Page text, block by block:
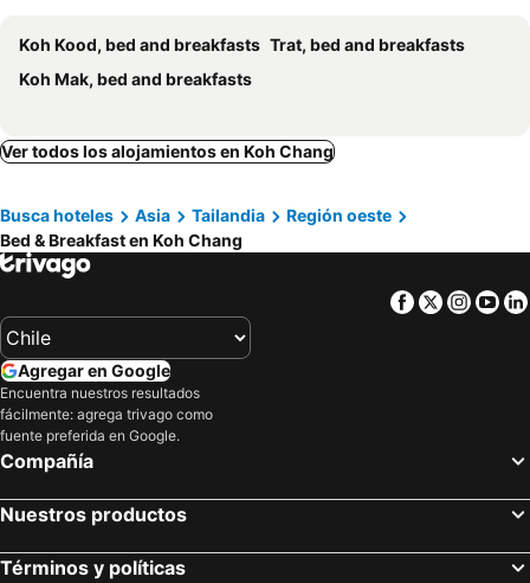
Koh Kood, bed and breakfasts Trat, bed and breakfasts
Koh Mak, bed and breakfasts
Ver todos los alojamientos en Koh Chang
Busca hoteles Asia Tailandia
Región oeste
Bed & Breakfast en Koh Chang
Facebook
Twitter
Agregar en Google
Encuentra nuestros resultados
fácilmente: agrega trivago como
fuente preferida en Google.
Compañía
Nuestros productos
Términos y políticas